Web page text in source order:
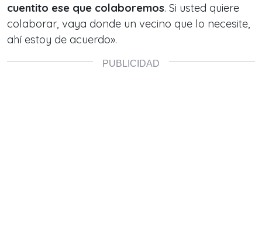
cuentito ese que colaboremos. Si usted quiere
colaborar, vaya donde un vecino que lo necesite,
ahí estoy de acuerdo».